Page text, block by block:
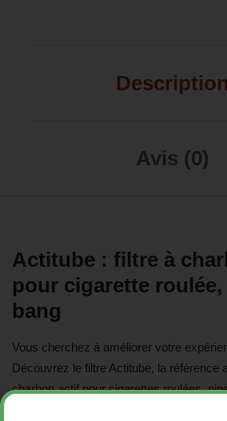
Description
Avis (0)
Actitube : filtre à
pour cigarette
bang
Vous cherchez à améliorer votre
Découvrez le filtre Actitube, la référence
charbon actif pour cigarettes roulées,